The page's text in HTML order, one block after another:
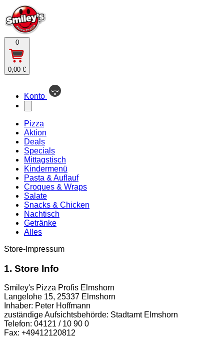
0
0,00 €
Konto
Pizza
Aktion
Deals
Specials
Mittagstisch
Kindermenü
Pasta & Auflauf
Croques & Wraps
Salate
Snacks & Chicken
Nachtisch
Getränke
Alles
Store-Impressum
1. Store Info
Smiley's Pizza Profis Elmshorn
Langelohe 15, 25337 Elmshorn
Inhaber: Peter Hoffmann
zuständige Aufsichtsbehörde: Stadtamt Elmshorn
Telefon: 04121 / 10 90 0
Fax: +49412120812